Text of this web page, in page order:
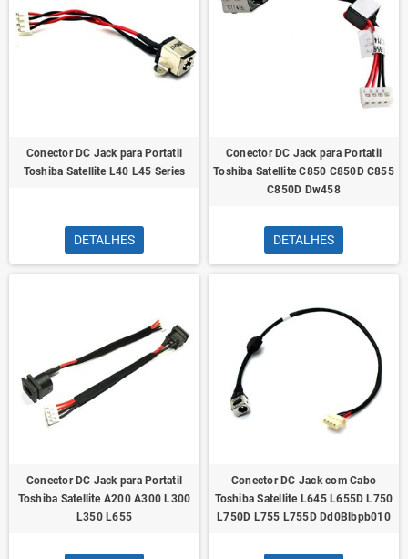
Conector DC Jack para Portatil
Toshiba Satellite L40 L45 Series
DETALHES
Conector DC Jack para Portatil
Toshiba Satellite C850 C850D C855
C850D Dw458
DETALHES
Conector DC Jack para Portatil
Toshiba Satellite A200 A300 L300
L350 L655
Conector DC Jack com Cabo
Toshiba Satellite L645 L655D L750
L750D L755 L755D Dd0Blbpb010